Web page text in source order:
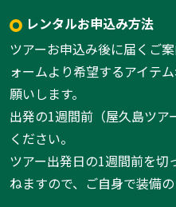
レンタルお申込み方法
ツアーお申込み後に届くご
ォームより希望するアイテ
願いします。
出発の1週間前（屋久島ツ
ください。
ツアー出発日の1週間前を
ねますので、ご自身で装備